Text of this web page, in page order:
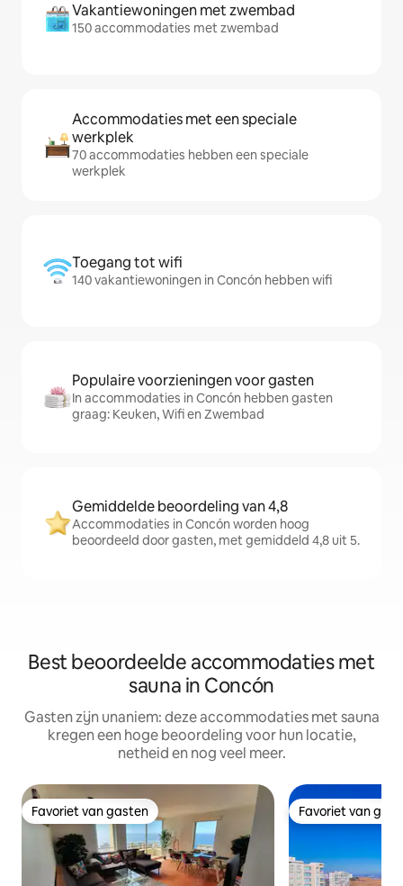
Vakantiewoningen met zwembad
150 accommodaties met zwembad
Accommodaties met een speciale
werkplek
70 accommodaties hebben een speciale
werkplek
Toegang tot wifi
140 vakantiewoningen in Concón hebben wifi
Populaire voorzieningen voor gasten
In accommodaties in Concón hebben gasten
graag: Keuken, Wifi en Zwembad
Gemiddelde beoordeling van 4,8
Accommodaties in Concón worden hoog
beoordeeld door gasten, met gemiddeld 4,8 uit 5.
Best beoordeelde accommodaties met
sauna in Concón
Gasten zijn unaniem: deze accommodaties met sauna
kregen een hoge beoordeling voor hun locatie,
netheid en nog veel meer.
Favoriet van gasten
Favoriet van gasten Favoriet van
Favoriet van